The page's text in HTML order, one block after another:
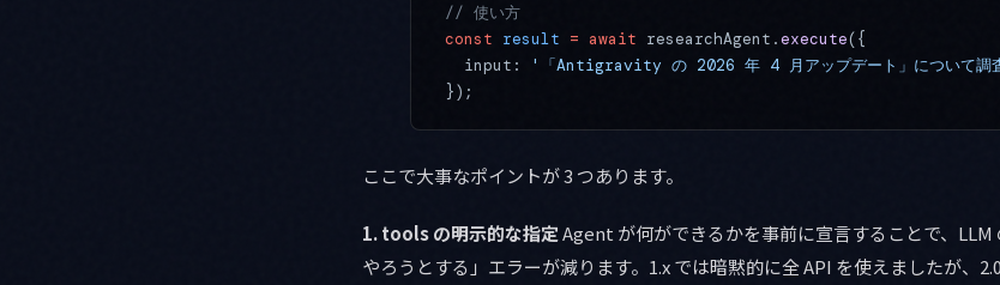
// 使い方
const result = await researchAgent.execute({
  input:
'「Antigravity の 2026 年 4 月アップデート」について調
});
ここで大事なポイントが 3 つあります。
1. tools の明示的な指定Agent が何ができるかを事前に宣言することで、
やろうとする」エラーが減ります。1.x では暗黙的に全 API を使えましたが、